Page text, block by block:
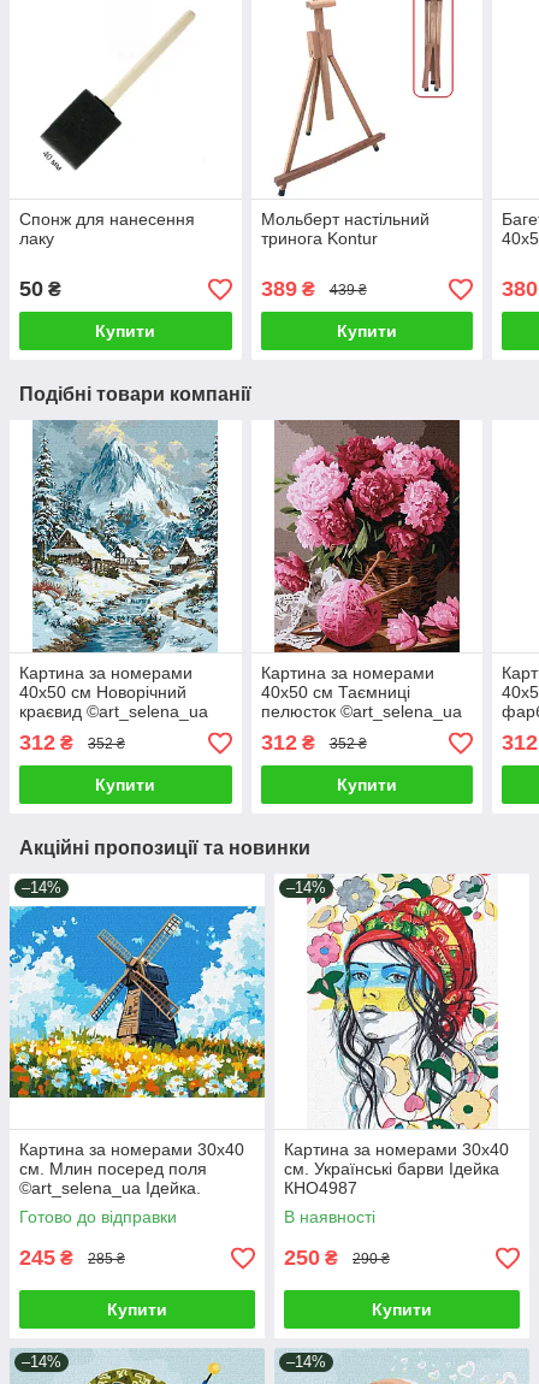
Спонж для нанесення
лаку
50 ₴
Купити
Мольберт настільний
тринога Kontur
389₴ 439 ₴
Купити
380
Подібні товари компанії
Картина за номерами
40х50 см Новорічний
краєвид ©art_selena_ua
312 ₴ 352 ₴
Купити
Картина за номерами
40х50 см Таємниці
пелюсток ©art_selena_ua
312₴ 352 ₴
Купити
312
Акційні пропозиції та новинки
–14%
Картина за номерами 30х40
см. Млин посеред поля
©art_selena_ua Ідейка.
KHO6399
Готово до відправки
245 ₴ 285 ₴
Купити
–14%
Картина за номерами 30х40
см. Українські барви Ідейка
КНО4987
В наявності
250 ₴ 290 ₴
Купити
–14% –14%